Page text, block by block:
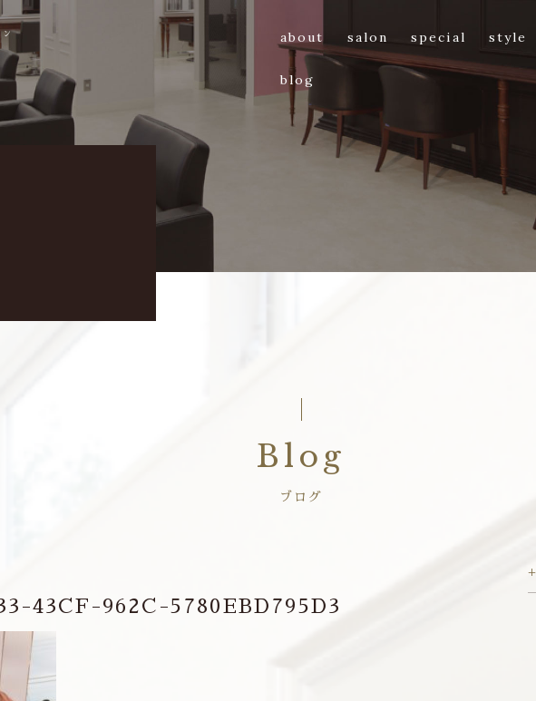
ン about salon special style
blog
Blog
ブログ
43CF-962C-5780EBD795D3